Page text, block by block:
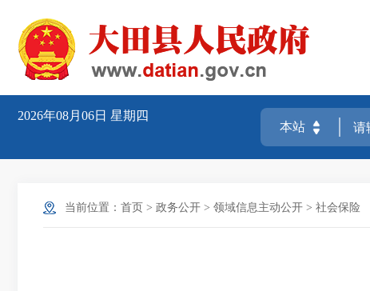
2026年08月06日 星期四
当前位置： 首页 > 政务公开 > 领域信息主动公开 > 社会保险